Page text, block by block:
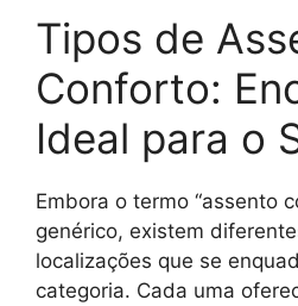
Tipos de
Conforto:
Ideal para o
Embora o termo “assento
genérico, existem
localizações que se
categoria. Cada uma